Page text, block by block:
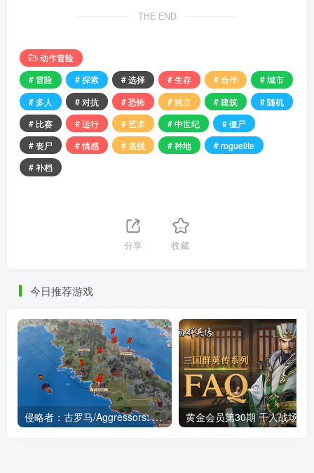
THE END
动作冒险
# 冒险
# 探索 # 选择 # 生存 # 合作
# 城市
# 多人
# 对抗 # 恐怖 # 独立 # 建筑
# 随机
# 比赛
# 运行 # 艺术 # 中世纪
# 僵尸
# 丧尸
# 情感 # 逃脱 # 种地
# roguelite
# 补档
分享 收藏
今日推荐游戏
侵略者：古罗马/Aggressors: Ancient Rome